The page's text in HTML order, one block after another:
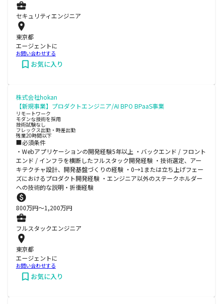
セキュリティエンジニア
東京都
エージェントに
お問い合わせする
お気に入り
株式会社hokan
【新規事業】プロダクトエンジニア/AI BPO BPaaS事業
リモートワーク
モダンな技術を採用
技術試験なし
フレックス出勤・時差出勤
残業20時間以下
■必須条件
・Webアプリケーションの開発経験5年以上 ・バックエンド / フロント
エンド / インフラを横断したフルスタック開発経験 ・技術選定、アー
キテクチャ設計、開発基盤づくりの経験 ・0→1または立ち上げフェー
ズにおけるプロダクト開発経験 ・エンジニア以外のステークホルダー
への技術的な説明・折衝経験
800万円〜1,200万円
フルスタックエンジニア
東京都
エージェントに
お問い合わせする
お気に入り